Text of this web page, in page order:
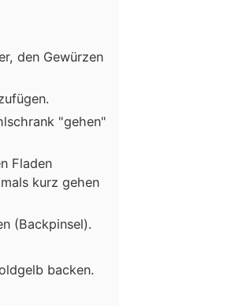
den Gewürzen
"gehen"
Fladen
kurz gehen
(Backpinsel).
backen.